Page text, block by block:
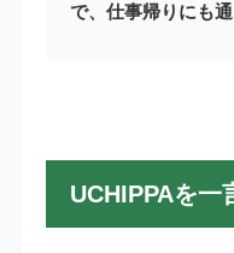
で、仕事帰りにも
UCHIPPAを一